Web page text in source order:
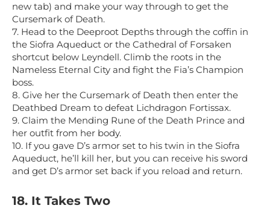
new tab) and make your way through to get the
Cursemark of Death.
7. Head to the Deeproot Depths through the coffin in
the Siofra Aqueduct or the Cathedral of Forsaken
shortcut below Leyndell. Climb the roots in the
Nameless Eternal City and fight the Fia’s Champion
boss.
8. Give her the Cursemark of Death then enter the
Deathbed Dream to defeat Lichdragon Fortissax.
9. Claim the Mending Rune of the Death Prince and
her outfit from her body.
10. If you gave D’s armor set to his twin in the Siofra
Aqueduct, he’ll kill her, but you can receive his sword
and get D’s armor set back if you reload and return.
18. It Takes Two